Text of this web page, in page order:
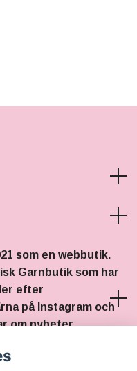
som en webbutik.
Garnbutik som har
efter
på Instagram och
om nyheter,